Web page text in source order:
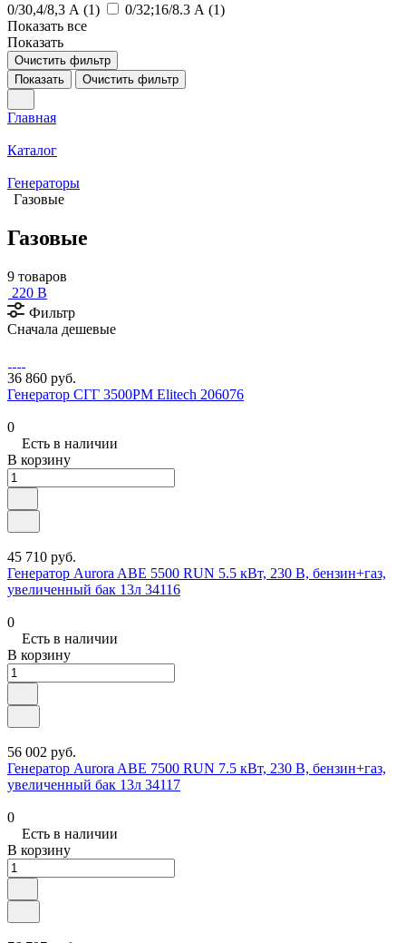
0/30,4/8,3 А (1) 0/32;16/8.3 А (1)
Показать все
Показать
Очистить фильтр
Показать
Очистить фильтр
Главная
Каталог
Генераторы
Газовые
Газовые
9 товаров
220 В
Фильтр
Сначала дешевые
36 860 руб.
Генератор СГГ 3500РМ Elitech 206076
0
Есть в наличии
В корзину
45 710 руб.
Генератор Aurora ABE 5500 RUN 5.5 кВт, 230 В, бензин+газ,
увеличенный бак 13л 34116
0
Есть в наличии
В корзину
56 002 руб.
Генератор Aurora ABE 7500 RUN 7.5 кВт, 230 В, бензин+газ,
увеличенный бак 13л 34117
0
Есть в наличии
В корзину